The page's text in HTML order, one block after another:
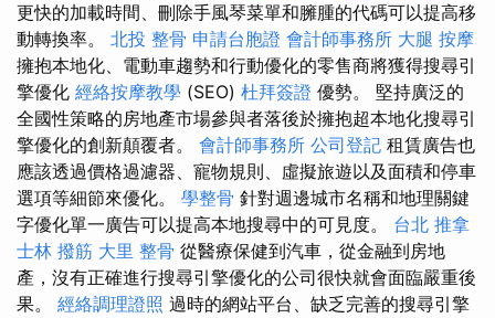
更快的加載時間、刪除手風琴菜單和臃腫的代碼可以提高移
動轉換率。 北投 整骨 申請台胞證 會計師事務所 大腿 按摩
擁抱本地化、電動車趨勢和行動優化的零售商將獲得搜尋引
擎優化 經絡按摩教學 (SEO) 杜拜簽證 優勢。 堅持廣泛的
全國性策略的房地產市場參與者落後於擁抱超本地化搜尋引
擎優化的創新顛覆者。 會計師事務所 公司登記 租賃廣告也
應該透過價格過濾器、寵物規則、虛擬旅遊以及面積和停車
選項等細節來優化。 學整骨 針對週邊城市名稱和地理關鍵
字優化單一廣告可以提高本地搜尋中的可見度。 台北 推拿
士林 撥筋 大里 整骨 從醫療保健到汽車，從金融到房地
產，沒有正確進行搜尋引擎優化的公司很快就會面臨嚴重後
果。 經絡調理證照 過時的網站平台、缺乏完善的搜尋引擎